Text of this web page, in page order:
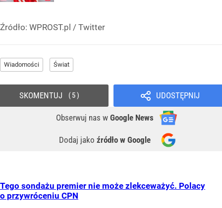
Źródło: WPROST.pl / Twitter
Wiadomości Świat
UDOSTĘPNIJ
Obserwuj nas w Google News
Dodaj jako źródło w Google
SKOMENTUJ 5
Tego sondażu premier nie może zlekceważyć. Polacy
o przywróceniu CPN